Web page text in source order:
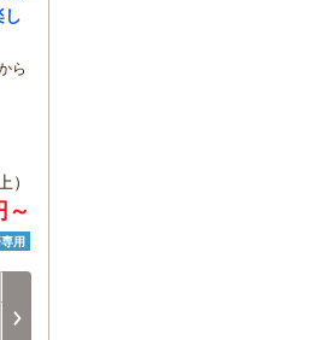
ら
）
～
用